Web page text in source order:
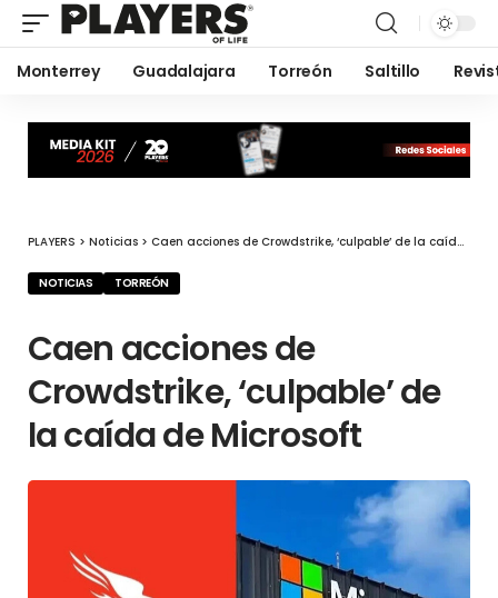
Monterrey Guadalajara Torreón Saltillo
PLAYERS > Noticias > Caen acciones de Crowdstrike, ‘culpable’ de la caída de Microsoft
NOTICIAS TORREÓN
Caen acciones de
Crowdstrike, ‘culpable’ de
la caída de Microsoft